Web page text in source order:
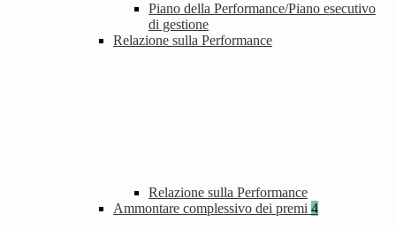
Piano della Performance/Piano esecutivo
di gestione
Relazione sulla Performance
Relazione sulla Performance
Ammontare complessivo dei premi 4